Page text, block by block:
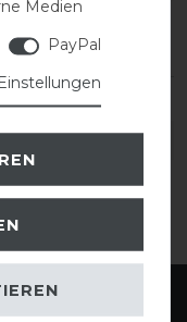
Medien
PayPal